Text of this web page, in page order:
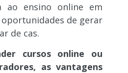
ao ensino online em
oportunidades de gerar
de cas.
cursos online ou
as vantagens